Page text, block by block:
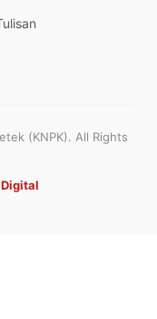
(KNPK). All Rights